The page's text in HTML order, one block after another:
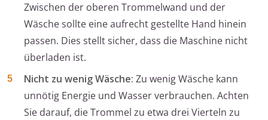
Zwischen der oberen Trommelwand und der
Wäsche sollte eine aufrecht gestellte Hand hinein
passen. Dies stellt sicher, dass die Maschine nicht
überladen ist.
Nicht zu wenig Wäsche: Zu wenig Wäsche kann
unnötig Energie und Wasser verbrauchen. Achten
Sie darauf, die Trommel zu etwa drei Vierteln zu